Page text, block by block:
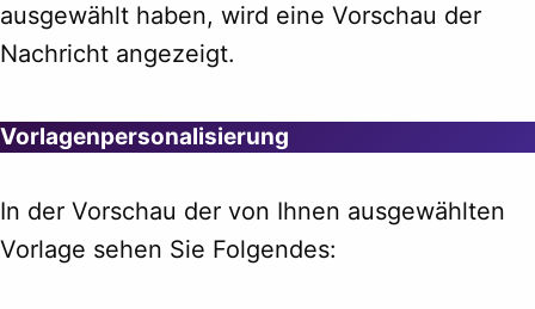
ausgewählt haben, wird eine Vorschau der
Nachricht angezeigt.
Vorlagenpersonalisierung
In der Vorschau der von Ihnen ausgewählten
Vorlage sehen Sie Folgendes: